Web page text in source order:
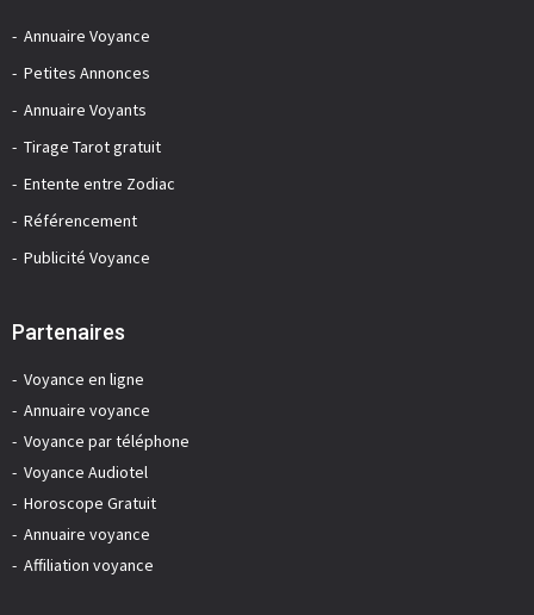
Annuaire Voyance
Petites Annonces
Annuaire Voyants
Tirage Tarot gratuit
Entente entre Zodiac
Référencement
Publicité Voyance
Partenaires
Voyance en ligne
Annuaire voyance
Voyance par téléphone
Voyance Audiotel
Horoscope Gratuit
Annuaire voyance
Affiliation voyance